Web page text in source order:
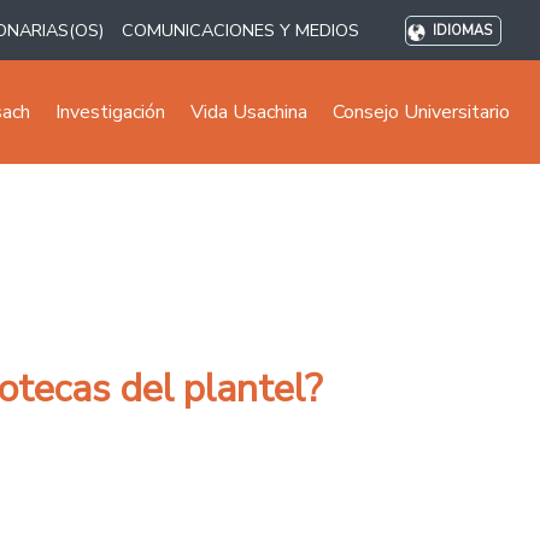
COMUNICACIONES Y MEDIOS IDIOMAS
Investigación Vida Usachina Consejo Universitario
del plantel?